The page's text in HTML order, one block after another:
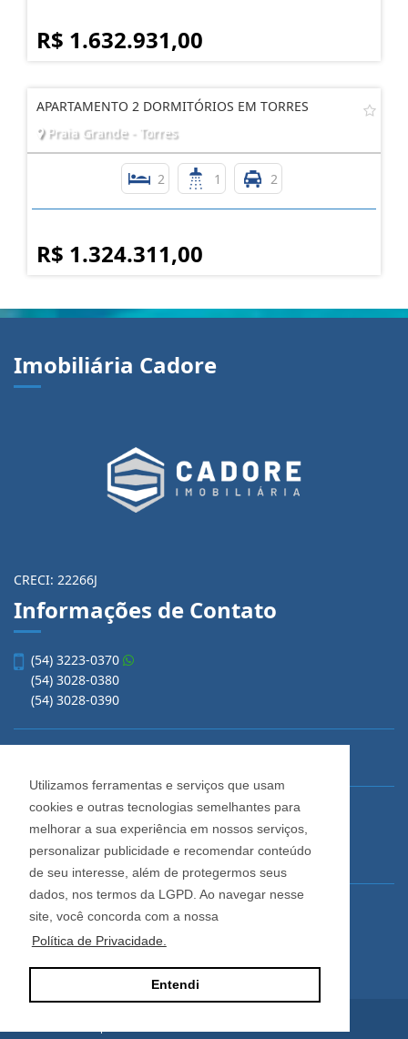
Utilizamos ferramentas e serviços que usam
cookies e outras tecnologias semelhantes para
melhorar a sua experiência em nossos serviços,
personalizar publicidade e recomendar conteúdo
de seu interesse, além de protegermos seus
dados, nos termos da LGPD. Ao navegar nesse
site, você concorda com a nossa
Política de Privacidade.
Entendi
R$ 1.632.931,00
APARTAMENTO 2 DORMITÓRIOS EM TORRES
Praia Grande - Torres
2 1 2
R$ 1.324.311,00
Imobiliária Cadore
CRECI: 22266J
Informações de Contato
(54) 3223-0370
(54) 3028-0380
(54) 3028-0390
Imobiliária Cadore
Rua Os Dezoito do Forte, 1622, Centro
Caxias do Sul - Rio Grande do Sul
Horário de Atendimento
De segunda a sexta-feira
Das 08:30 às 12:00 e das 13:30 às 18:00